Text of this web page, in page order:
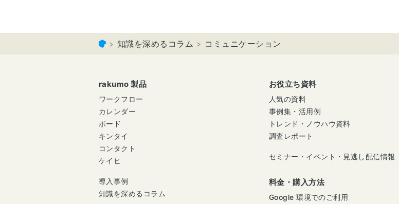
知識を深めるコラム コミュニケーション
rakumo 製品
ワークフロー
カレンダー
ボード
キンタイ
コンタクト
ケイヒ
導入事例
知識を深めるコラム
お役立ち資料
人気の資料
事例集・活用例
トレンド・ノウハウ資料
調査レポート
セミナー・イベント・見逃し配信情報
料金・購入方法
Google 環境でのご利用